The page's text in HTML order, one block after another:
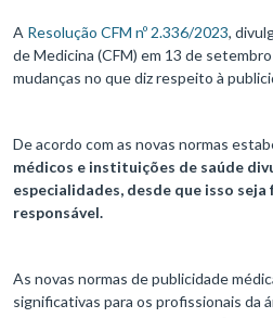
A Resolução CFM nº 2.336/2023,
de Medicina (CFM) em 13 de
mudanças no que diz respeito à
De acordo com as novas normas
médicos e instituições de saúde
especialidades, desde que isso
responsável.
As novas normas de publicidade
significativas para os profissionais da